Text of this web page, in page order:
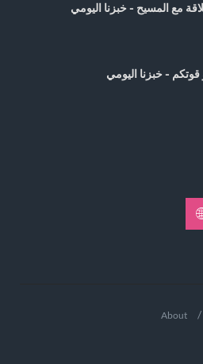
مع المسيح - خبزنا اليومي
- خبزنا اليومي
About